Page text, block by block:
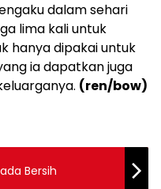
dalam sehari
lima kali untuk
hanya dipakai untuk
ia dapatkan juga
(ren/bow)
Bersih